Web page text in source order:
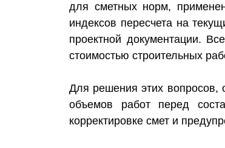
для сметных норм,
индексов пересчета на
проектной документации.
стоимостью строительных
Для решения этих вопросов,
объемов работ перед
корректировке смет и